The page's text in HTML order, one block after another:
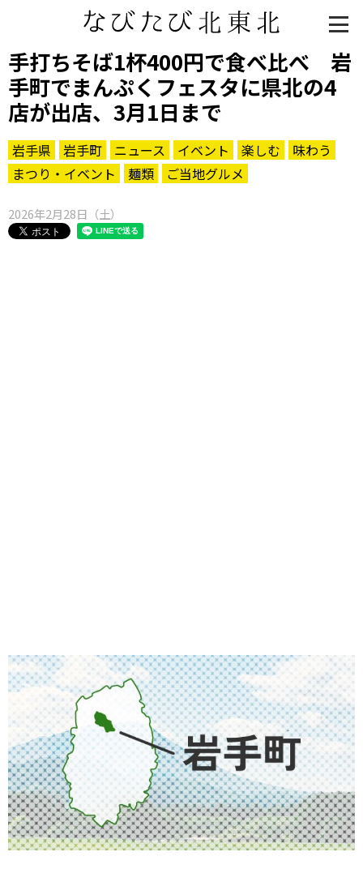
手打ちそば1杯400円で食べ比べ 岩
手町でまんぷくフェスタに県北の4
店が出店、3月1日まで
岩手県 岩手町 ニュース イベント 楽しむ
味わう
まつり・イベント
麺類 ご当地グルメ
2026年2月28日（土）
知る一覧
世界遺産
文化・歴史
パワースポット
ミステリー